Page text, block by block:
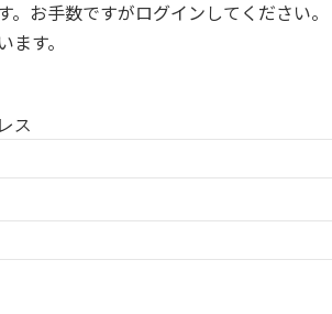
。お手数ですがログインしてください。
す。
ス